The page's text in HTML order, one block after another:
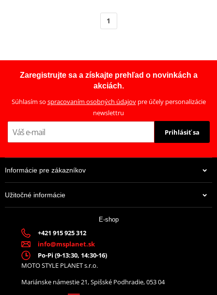
1
Zaregistrujte sa a získajte prehľad o novinkách a
akciách.
Súhlasím so spracovaním osobných údajovpre účely personalizácie
newslettru
Prihlásiť sa
Informácie pre zákazníkov
Užitočné informácie
E-shop
+421 915 925 312
info@msplanet.sk
Po-Pi (9-13:30, 14:30-16)
MOTO STYLE PLANET s.r.o.
Mariánske námestie 21, Spišské Podhradie, 053 04